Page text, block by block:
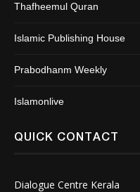
Thafheemul Quran
Islamic Publishing House
Prabodhanm Weekly
Islamonlive
QUICK CONTACT
Dialogue Centre Kerala